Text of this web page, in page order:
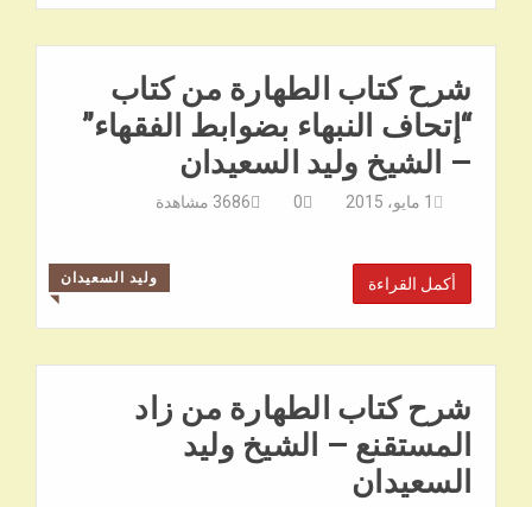
شرح كتاب الطهارة من كتاب
“إتحاف النبهاء بضوابط الفقهاء”
– الشيخ وليد السعيدان
1 مايو، 2015 0
3686 مشاهدة
وليد السعيدان
◥
أكمل القراءة
شرح كتاب الطهارة من زاد
المستقنع – الشيخ وليد
السعيدان